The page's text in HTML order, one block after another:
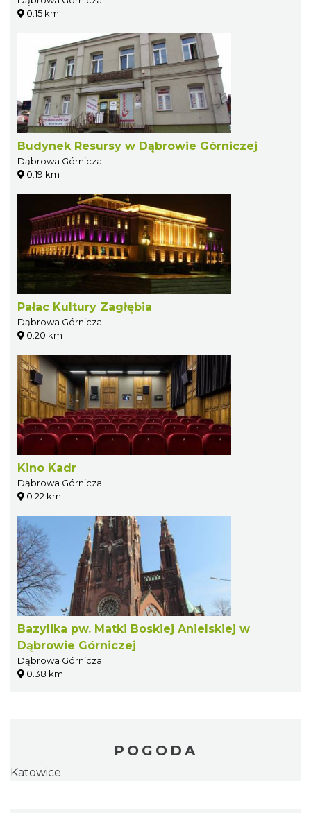
0.15 km
Budynek Resursy w Dąbrowie Górniczej
Dąbrowa Górnicza
0.19 km
Pałac Kultury Zagłębia
Dąbrowa Górnicza
0.20 km
Kino Kadr
Dąbrowa Górnicza
0.22 km
Bazylika pw. Matki Boskiej Anielskiej w
Dąbrowie Górniczej
Dąbrowa Górnicza
0.38 km
POGODA
Katowice